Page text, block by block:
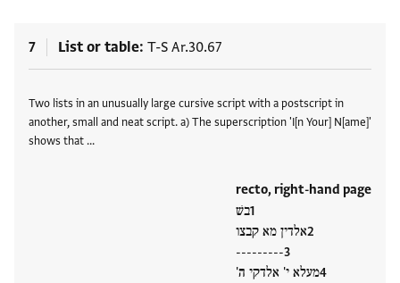
7 List or table T-S Ar.30.67
Two lists in an unusually large cursive script with a postscript in
another, small and neat script. a) The superscription 'I[n Your] N[ame]'
shows that …
recto, right-hand page
בשׁ
אלדין מא קבצו
---------
מעלא י' אלדקי ה'